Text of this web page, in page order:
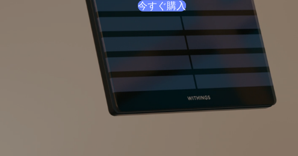
今すぐ購入